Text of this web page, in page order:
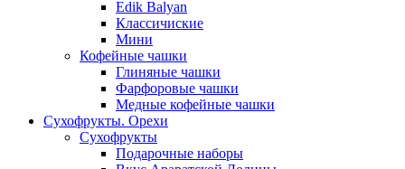
Edik Balyan
Классичиские
Мини
Кофейные чашки
Глиняные чашки
Фарфоровые чашки
Медные кофейные чашки
Сухофрукты. Орехи
Сухофрукты
Подарочные наборы